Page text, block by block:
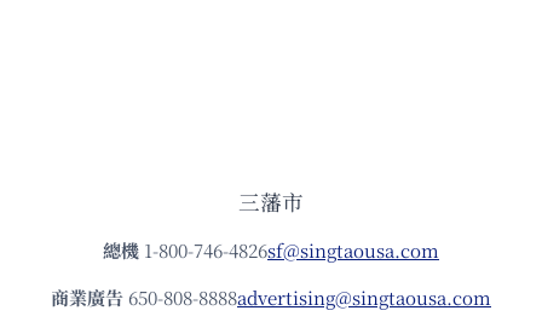
三藩市
總機 1-800-746-4826sf@singtaousa.com
商業廣告 650-808-8888advertising@singtaousa.com